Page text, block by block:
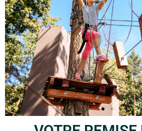
Demande de
25,00€